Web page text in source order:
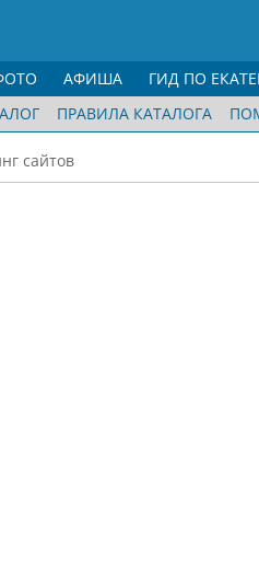
АФИША ГИД ПО
ПРАВИЛА КАТАЛОГА
сайтов